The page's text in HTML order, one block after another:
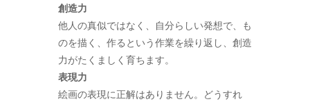
創造力
他人の真似ではなく、自分らしい発想で、も
のを描く、作るという作業を繰り返し、創造
力がたくましく育ちます。
表現力
絵画の表現に正解はありません。どうすれ